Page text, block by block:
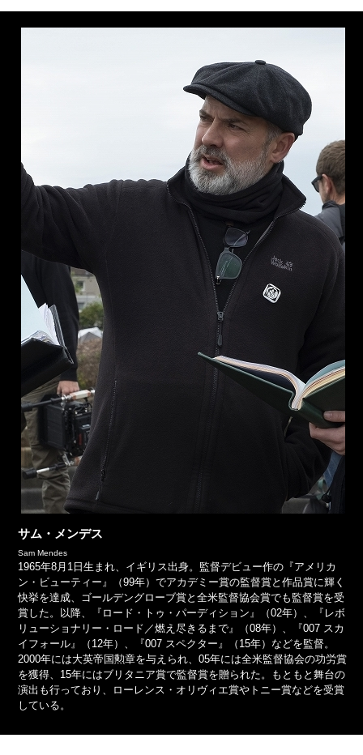
サム・メンデス
Sam Mendes
1965年8月1日生まれ、イギリス出身。監督デビュー作の『アメリカ
ン・ビューティー』（99年）でアカデミー賞の監督賞と作品賞に輝く
快挙を達成、ゴールデングローブ賞と全米監督協会賞でも監督賞を受
賞した。以降、『ロード・トゥ・パーディション』（02年）、『レボ
リューショナリー・ロード／燃え尽きるまで』（08年）、『007 スカ
イフォール』（12年）、『007 スペクター』（15年）などを監督。
2000年には大英帝国勲章を与えられ、05年には全米監督協会の功労賞
を獲得、15年にはブリタニア賞で監督賞を贈られた。もともと舞台の
演出も行っており、ローレンス・オリヴィエ賞やトニー賞などを受賞
している。